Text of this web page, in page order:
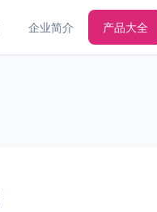
企业简介 产品大全